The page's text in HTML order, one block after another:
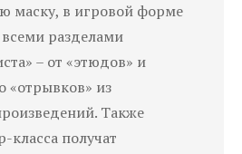
маску, в игровой форме
разделами
– от «этюдов» и
«отрывков» из
Также
класса получат